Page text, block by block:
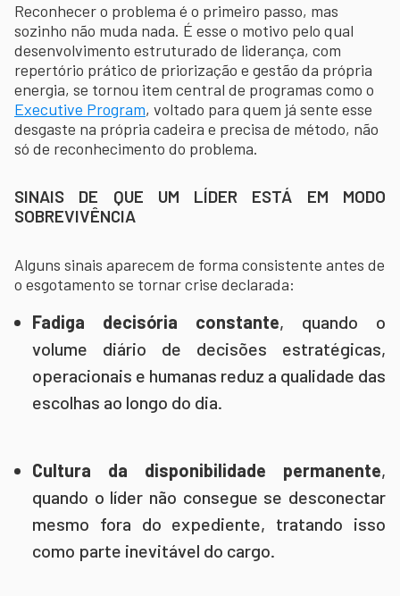
Reconhecer o problema é o primeiro passo, mas
sozinho não muda nada. É esse o motivo pelo qual
desenvolvimento estruturado de liderança, com
repertório prático de priorização e gestão da própria
energia, se tornou item central de programas como o
Executive Program, voltado para quem já sente esse
desgaste na própria cadeira e precisa de método, não
só de reconhecimento do problema.
SINAIS DE QUE UM LÍDER ESTÁ EM MODO
SOBREVIVÊNCIA
Alguns sinais aparecem de forma consistente antes de
o esgotamento se tornar crise declarada:
Fadiga decisória constante, quando o
volume diário de decisões estratégicas,
operacionais e humanas reduz a qualidade das
escolhas ao longo do dia.
Cultura da disponibilidade permanente,
quando o líder não consegue se desconectar
mesmo fora do expediente, tratando isso
como parte inevitável do cargo.